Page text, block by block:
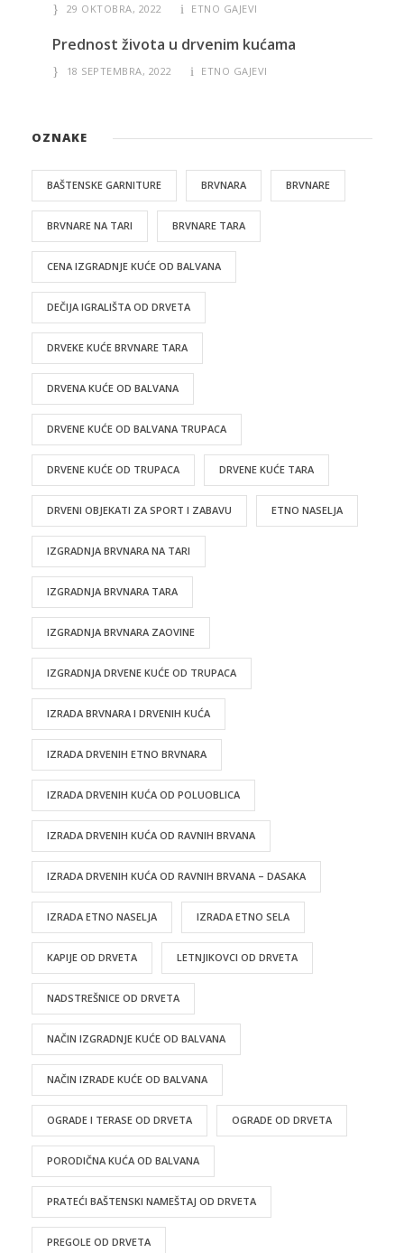
29 OKTOBRA, 2022 ETNO GAJEVI
Prednost života u drvenim kućama
18 SEPTEMBRA, 2022 ETNO GAJEVI
OZNAKE
BAŠTENSKE GARNITURE BRVNARA BRVNARE
BRVNARE NA TARI BRVNARE TARA
CENA IZGRADNJE KUĆE OD BALVANA
DEČIJA IGRALIŠTA OD DRVETA
DRVEKE KUĆE BRVNARE TARA
DRVENA KUĆE OD BALVANA
DRVENE KUĆE OD BALVANA TRUPACA
DRVENE KUĆE OD TRUPACA DRVENE KUĆE TARA
DRVENI OBJEKATI ZA SPORT I ZABAVU ETNO NASELJA
IZGRADNJA BRVNARA NA TARI
IZGRADNJA BRVNARA TARA
IZGRADNJA BRVNARA ZAOVINE
IZGRADNJA DRVENE KUĆE OD TRUPACA
IZRADA BRVNARA I DRVENIH KUĆA
IZRADA DRVENIH ETNO BRVNARA
IZRADA DRVENIH KUĆA OD POLUOBLICA
IZRADA DRVENIH KUĆA OD RAVNIH BRVANA
IZRADA DRVENIH KUĆA OD RAVNIH BRVANA – DASAKA
IZRADA ETNO NASELJA IZRADA ETNO SELA
KAPIJE OD DRVETA LETNJIKOVCI OD DRVETA
NADSTREŠNICE OD DRVETA
NAČIN IZGRADNJE KUĆE OD BALVANA
NAČIN IZRADE KUĆE OD BALVANA
OGRADE I TERASE OD DRVETA OGRADE OD DRVETA
PORODIČNA KUĆA OD BALVANA
PRATEĆI BAŠTENSKI NAMEŠTAJ OD DRVETA
PREGOLE OD DRVETA